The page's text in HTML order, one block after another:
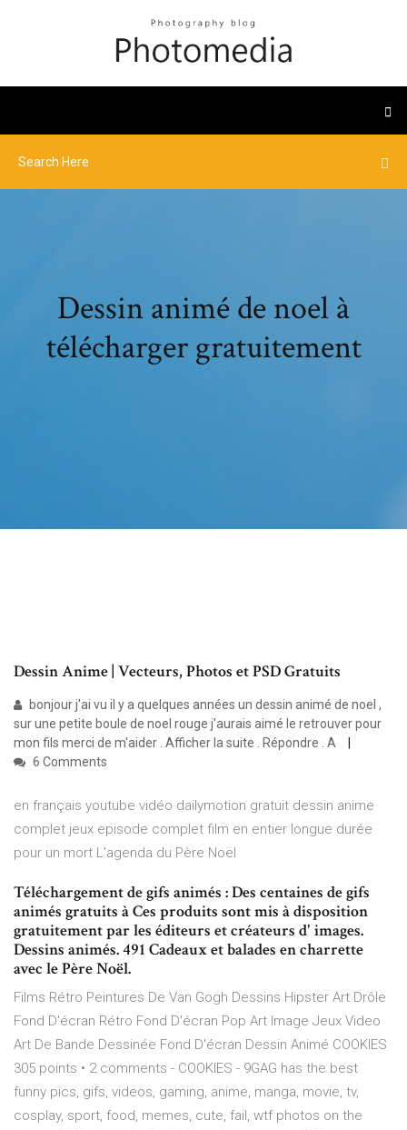
Dessin animé de noel à
télécharger gratuitement
Dessin Anime | Vecteurs, Photos et PSD Gratuits
bonjour j'ai vu il y a quelques années un dessin animé de noel ,
sur une petite boule de noel rouge j'aurais aimé le retrouver pour
mon fils merci de m'aider . Afficher la suite . Répondre . A
6 Comments
en français youtube vidéo dailymotion gratuit dessin anime
complet jeux episode complet film en entier longue durée
pour un mort L'agenda du Père Noël
Téléchargement de gifs animés : Des centaines de gifs
animés gratuits à Ces produits sont mis à disposition
gratuitement par les éditeurs et créateurs d' images.
Dessins animés. 491 Cadeaux et balades en charrette
avec le Père Noël.
Films Rétro Peintures De Van Gogh Dessins Hipster Art Drôle
Fond D'écran Rétro Fond D'écran Pop Art Image Jeux Video
Art De Bande Dessinée Fond D'écran Dessin Animé COOKIES
305 points • 2 comments - COOKIES - 9GAG has the best
funny pics, gifs, videos, gaming, anime, manga, movie, tv,
cosplay, sport, food, memes, cute, fail, wtf photos on the